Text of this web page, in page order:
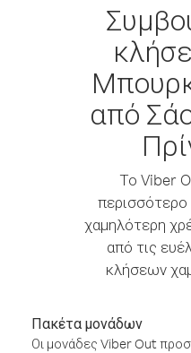
από
Το Viber
χαμηλότερη
από τις
κλήσεων
Πακέτα μονάδων
Οι μονάδες Viber Out